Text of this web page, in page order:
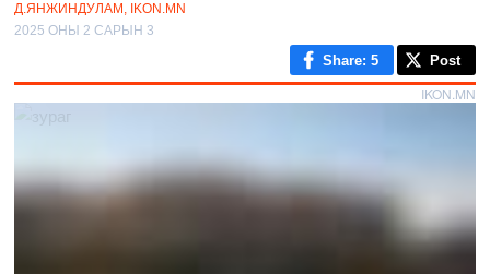
Д.ЯНЖИНДУЛАМ, IKON.MN
2025 ОНЫ 2 САРЫН 3
Share: 5 Post
IKON.MN